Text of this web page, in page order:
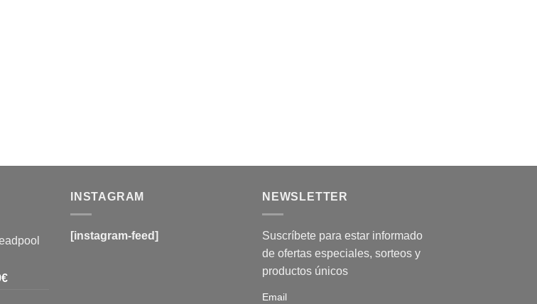
€El
INSTAGRAM
[instagram-feed]
NEWSLETTER
Suscríbete para estar informado
de ofertas especiales, sorteos y
productos únicos
Email